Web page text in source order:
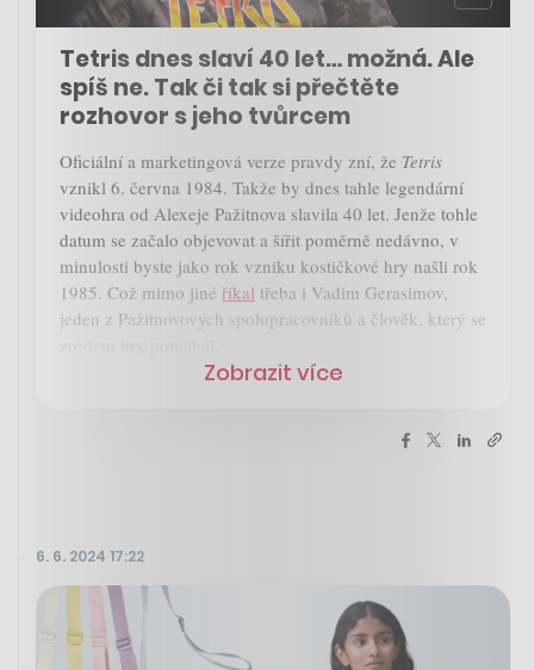
Tetris dnes slaví 40 let… možná. Ale
spíš ne. Tak či tak si přečtěte
rozhovor s jeho tvůrcem
Oficiální a marketingová verze pravdy zní, že Tetris
vznikl 6. června 1984. Takže by dnes tahle legendární
videohra od Alexeje Pažitnova slavila 40 let. Jenže tohle
datum se začalo objevovat a šířit poměrně nedávno, v
minulosti byste jako rok vzniku kostičkové hry našli rok
1985. Což mimo jiné říkal třeba i Vadim Gerasimov,
jeden z Pažitnovových spolupracovníků a člověk, který se
Zobrazit více
6. 6. 2024 17:22